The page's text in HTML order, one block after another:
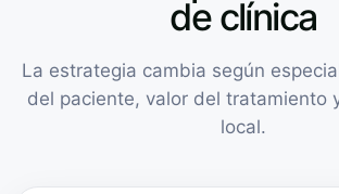
de clínica
La estrategia cambia según
del paciente, valor del tratamiento
local.